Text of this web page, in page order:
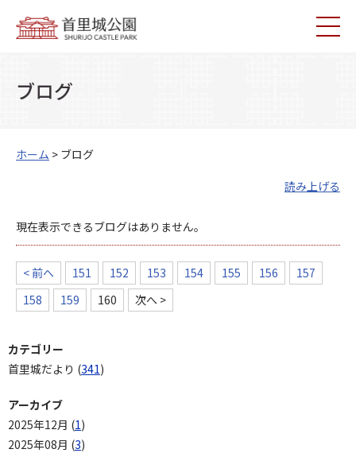
ブログ
ホーム > ブログ
読み上げる
現在表示できるブログはありません。
< 前へ 151 152 153 154 155 156
157
158
159 160 次へ >
カテゴリー
首里城だより (341)
アーカイブ
2025年12月 (1)
2025年08月 (3)